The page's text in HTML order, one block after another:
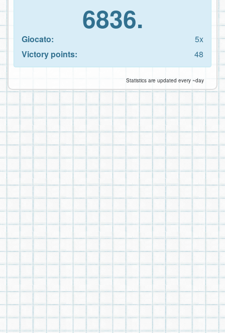
6836.
Giocato:
5x
Victory points:
48
Statistics are updated every ~day